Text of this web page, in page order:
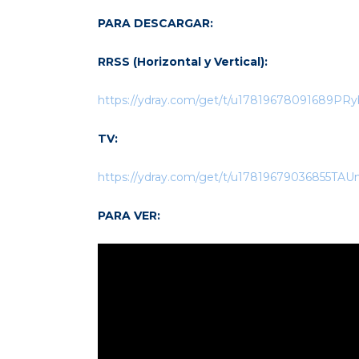
PARA DESCARGAR:
RRSS (Horizontal y Vertical):
https://ydray.com/get/t/
TV:
https://ydray.com/get/t/
PARA VER: